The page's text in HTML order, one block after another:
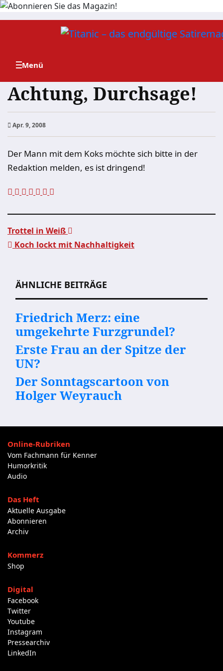
Zum
Achtung, Durchsage!
Apr. 9, 2008
Der Mann mit dem Koks möchte sich bitte in der
Redaktion melden, es ist dringend!
Trottel in Weiß
Koch lockt mit Nachhaltigkeit
ÄHNLICHE BEITRÄGE
Friedrich Merz: eine
umgekehrte Furzgrundel?
Erste Frau an der Spitze der
UN?
Der Sonntagscartoon von
Holger Weyrauch
Online-Rubriken
Vom Fachmann für Kenner
Humorkritik
Audio
Das Heft
Aktuelle Ausgabe
Abonnieren
Archiv
Kommerz
Shop
Digital
Facebook
Twitter
Youtube
Instagram
Pressearchiv
LinkedIn